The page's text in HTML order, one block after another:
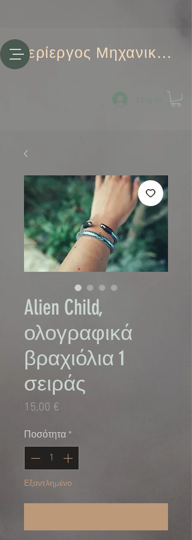
Περίεργος Μηχανικός
Log-in
Alien Child,
ολογραφικά
βραχιόλια 1
σειράς
15,00 €
Ποσότητα *
Εξαντλημένο